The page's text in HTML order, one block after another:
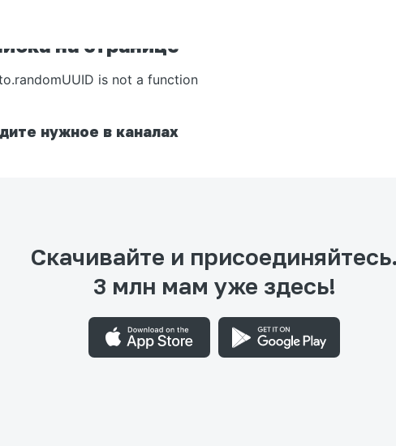
на странице
is not a function
нужное в каналах
Скачивайте и присоединяйтесь.
3 млн мам уже здесь!